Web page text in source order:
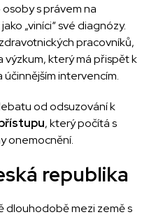
s právem na
„viníci“ své diagnózy.
pracovníků,
výzkum, který má přispět k
intervencím.
od odsuzování k
, který počítá s
onemocnění.
republika
dlouhodobě mezi země s